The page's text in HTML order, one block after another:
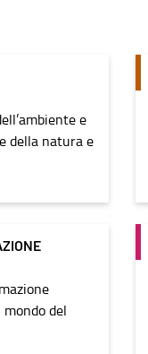
e
della natura e
del